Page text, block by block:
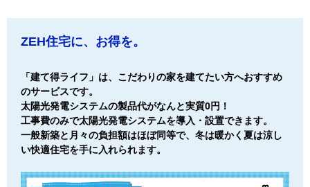
ZEH住宅に、お得を。
「建て得ライフ」は、こだわりの家を建てたい⽅へおすすめ
のサービスです。
太陽光発電システムの製品代がなんと実質0円！
工事費のみで太陽光発電システムを導⼊・設置できます。
⼀般新築と⽉々の負担額はほぼ同等で、冬は暖かく夏は涼し
い快適住宅を⼿に⼊れられます。